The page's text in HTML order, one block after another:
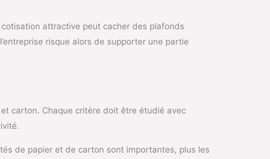
attractive peut cacher des plafonds
risque alors de supporter une partie
carton. Chaque critère doit être étudié avec
de papier et de carton sont importantes, plus les